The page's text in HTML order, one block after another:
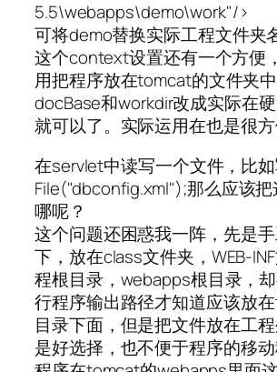
5.5\webapps\demo\work"/>
可将demo替换实际工程文件夹
这个context设置还有一个方便
用把程序放在tomcat的文件夹
docBase和workdir改成实际在
就可以了。实际运用在也是很方
在servlet中读写一个文件，比
File("dbconfig.xml");那么应该
哪呢？
这个问题还困惑我一阵，先是
下，放在class文件夹，WEB-
程根目录，webapps根目录，
行程序输出路径才知道应该放
目录下面，但是把文件放在工
是好选择，也不便于程序的移